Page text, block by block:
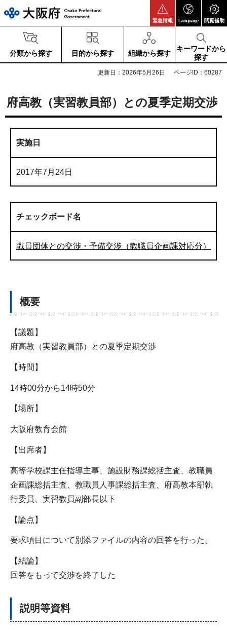
緊急情報 Language 閲覧補助
分類から探す 目的から探す 組織から探す
キーワードから
探す
更新日：2026年5月26日 ページID：60287
府高教（実習教員部）との夏季定期交渉
実施日
2017年7月24日
チェックボード名
職員団体との交渉・予備交渉（教職員企画課対応分）
概要
【議題】
府高教（実習教員部）との夏季定期交渉
【時間】
14時00分から14時50分
【場所】
大阪府教育会館
【出席者】
高等学校課主任指導主事、施設財務課総括主査、教職員
企画課総括主査、教職員人事課総括主査、府高教本部執
行委員、実習教員副部長以下
【論点】
要求項目について別添ファイルの内容の回答を行った。
【結論】
回答をもって交渉を終了した
説明等資料